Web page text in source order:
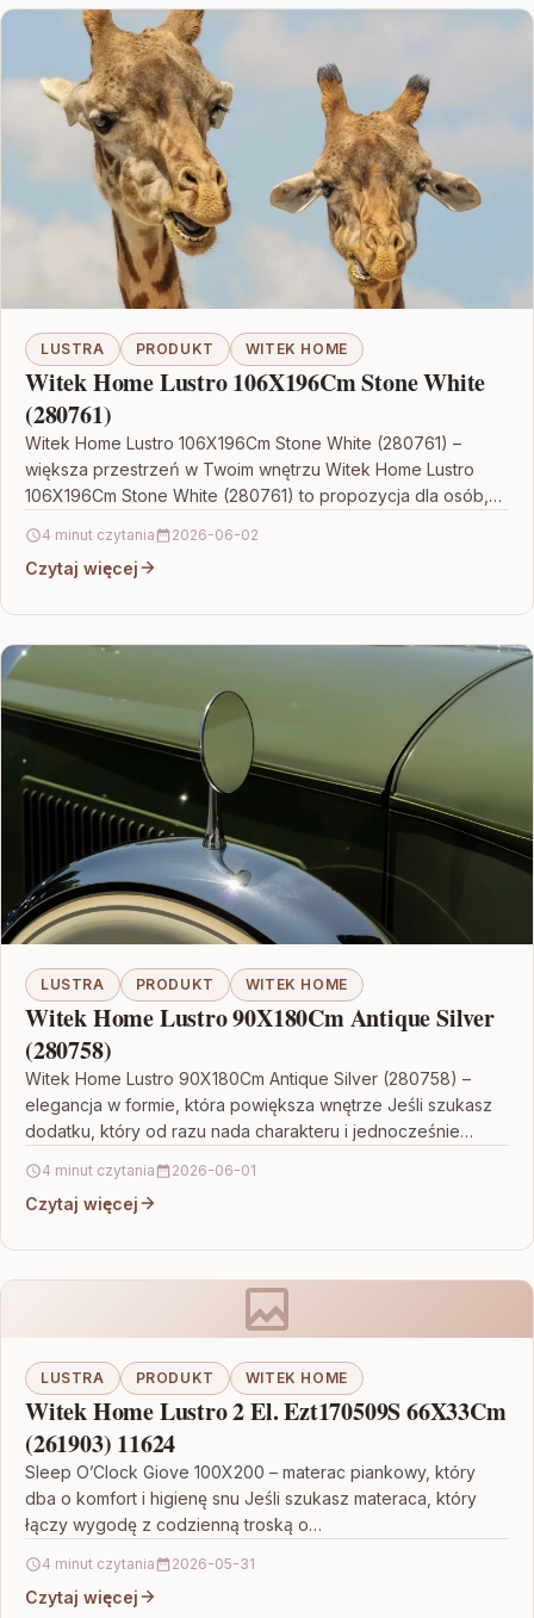
LUSTRA PRODUKT WITEK HOME
Witek Home Lustro 106X196Cm Stone White
(280761)
Witek Home Lustro 106X196Cm Stone White (280761) –
większa przestrzeń w Twoim wnętrzu Witek Home Lustro
106X196Cm Stone White (280761) to propozycja dla osób,…
4 minut czytania 2026-06-02
Czytaj więcej
LUSTRA PRODUKT WITEK HOME
Witek Home Lustro 90X180Cm Antique Silver
(280758)
Witek Home Lustro 90X180Cm Antique Silver (280758) –
elegancja w formie, która powiększa wnętrze Jeśli szukasz
dodatku, który od razu nada charakteru i jednocześnie…
4 minut czytania 2026-06-01
Czytaj więcej
LUSTRA PRODUKT WITEK HOME
Witek Home Lustro 2 El. Ezt170509S 66X33Cm
(261903) 11624
Sleep O’Clock Giove 100X200 – materac piankowy, który
dba o komfort i higienę snu Jeśli szukasz materaca, który
łączy wygodę z codzienną troską o…
4 minut czytania 2026-05-31
Czytaj więcej